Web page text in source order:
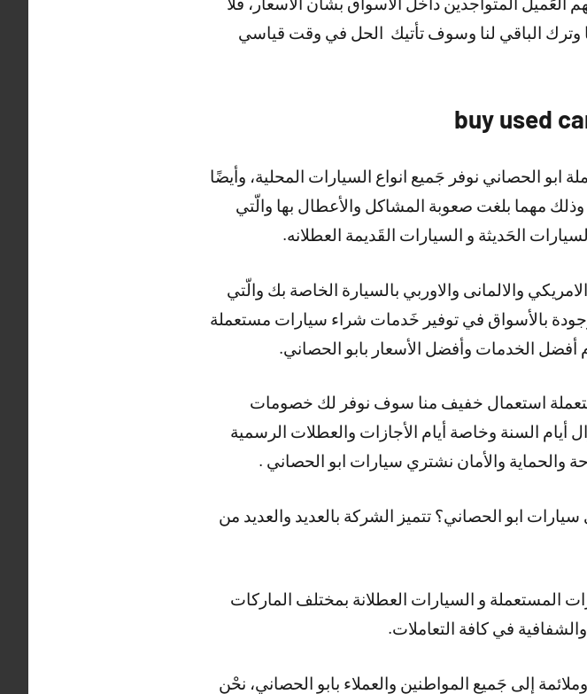
وترك الباقي لنا وسوف تأتيك الحل في وقت قياسي
الحصاني نوفر جَميع انواع السيارات المحلية، وأيضًا
وذلك مهما بلغت صعوبة المشاكل والأعطال بها والّتي
الحَديثة و السيارات القَديمة العطلانه.
والالمانى والاوربي بالسيارة الخاصة بك والّتي
بالأسواق في توفير خَدمات شراء سيارات مستعملة
أفضل الخدمات وأفضل الأسعار بابو الحصاني.
استعمال خفيف منا سوف نوفر لك خصومات
30%، عروض حصرية طوال أيام السنة وخاصة أيام الأجازات والعطلات الرسمية
والحماية والأمان نشتري سيارات ابو الحصاني .
ابو الحصاني؟ تتميز الشركة بالعديد والعديد من
المستعملة و السيارات العطلانة بمختلف الماركات
في كافة التعاملات.
إلى جَميع المواطنين والعملاء بابو الحصاني، نحْن